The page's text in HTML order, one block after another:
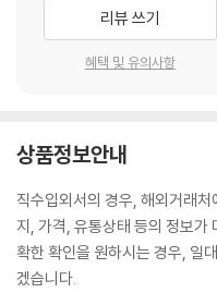
리뷰 쓰기
혜택 및 유의사항
상품정보안내
직수입외서의 경우, 해외거래
지, 가격, 유통상태 등의 정보가
확한 확인을 원하시는 경우, 일
겠습니다.